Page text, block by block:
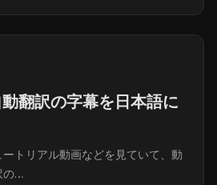
翻訳の字幕を日本語に
トリアル動画などを見ていて、動
の…